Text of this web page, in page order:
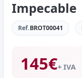
Impecable
Ref.BROT00041
145€+ IVA